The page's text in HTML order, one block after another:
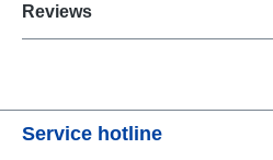
Reviews
Service hotline